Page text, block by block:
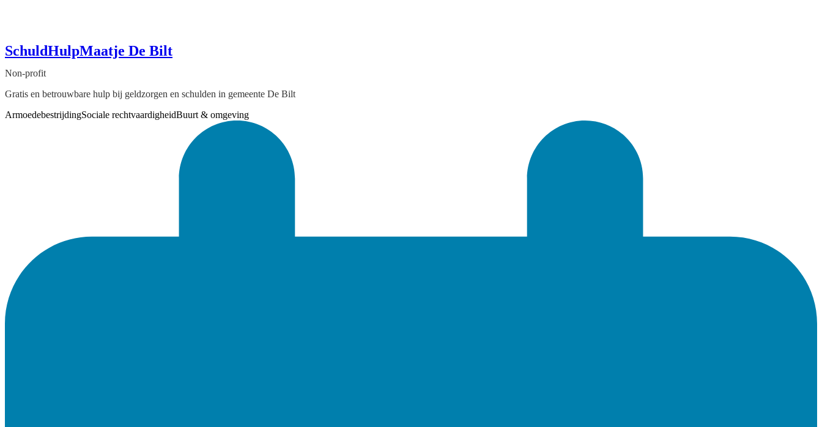
SchuldHulpMaatje De Bilt
Non-profit
Gratis en betrouwbare hulp bij geldzorgen en schulden in gemeente De Bilt
ArmoedebestrijdingSociale rechtvaardigheidBuurt & omgeving